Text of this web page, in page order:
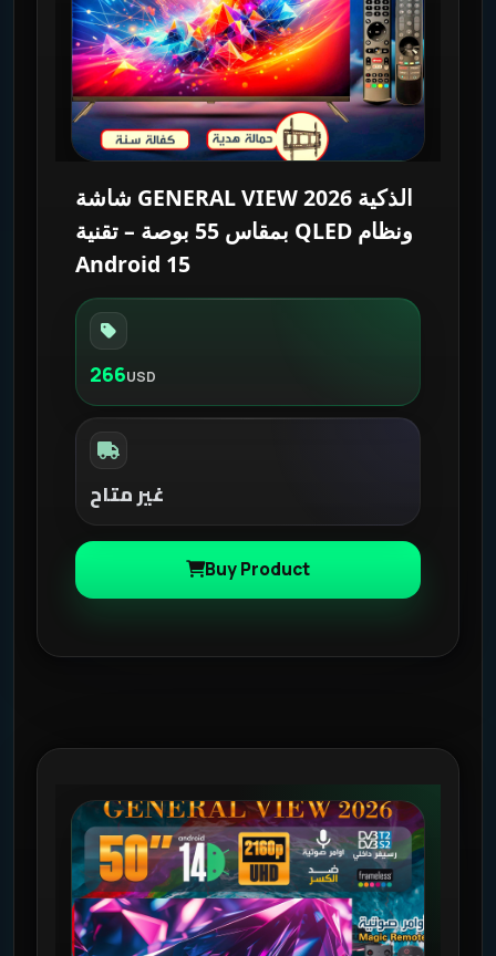
شاشة GENERAL VIEW 2026 الذكية
بمقاس 55 بوصة – تقنية QLED ونظام
Android 15
266USD
غير متاح
Buy Product